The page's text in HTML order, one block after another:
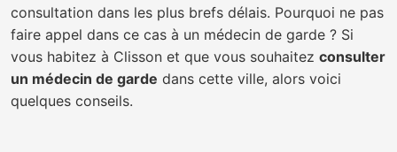
consultation dans les plus brefs délais. Pourquoi ne pas
faire appel dans ce cas à un médecin de garde ? Si
vous habitez à Clisson et que vous souhaitez consulter
un médecin de garde dans cette ville, alors voici
quelques conseils.